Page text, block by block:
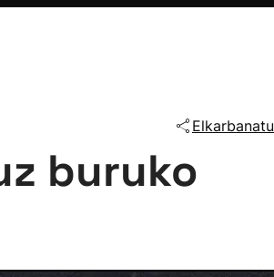
Elkarbanatu
buruko